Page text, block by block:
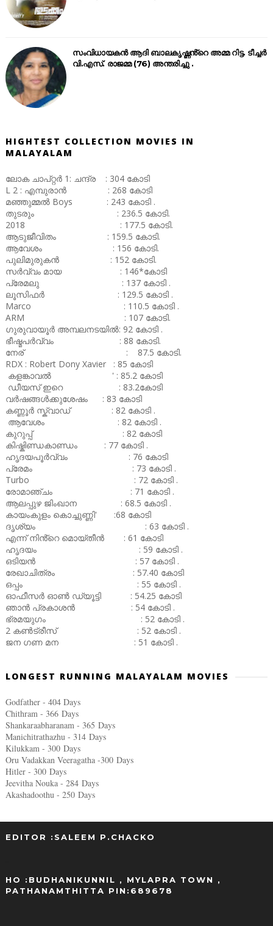
സംവിധായകൻ ആദി ബാലകൃഷ്ണൻ്റെ അമ്മ റിട്ട. ടീച്ചർ
വി.എസ്. രാജമ്മ (76) അന്തരിച്ചു .
HIGHTEST COLLECTION MOVIES IN
MALAYALAM
ലോക ചാപ്റ്റർ 1: ചന്ദ്ര : 304 കോടി
L 2 : എമ്പുരാൻ : 268 കോടി
മഞ്ഞുമ്മൽ Boys : 243 കോടി .
തുടരും : 236.5 കോടി.
2018 : 177.5 കോടി.
ആടുജീവിതം : 159.5 കോടി.
ആവേശം : 156 കോടി.
പുലിമുരുകൻ : 152 കോടി.
സർവ്വം മായ : 146*കോടി
പ്രേമലു : 137 കോടി .
ലൂസിഫർ : 129.5 കോടി .
Marco : 110.5 കോടി .
ARM : 107 കോടി.
ഗുരുവായൂർ അമ്പലനടയിൽ: 92 കോടി .
ഭീഷ്മപർവ്വം : 88 കോടി.
നേര് : 87.5 കോടി.
RDX : Robert Dony Xavier : 85 കോടി
കളങ്കാവൽ ' : 85.2 കോടി
ഡീയസ് ഇറെ : 83.2കോടി
വർഷങ്ങൾക്കുശേഷം : 83 കോടി
കണ്ണൂർ സ്ക്വാഡ് : 82 കോടി .
ആവേശം : 82 കോടി .
കുറുപ്പ് : 82 കോടി
കിഷ്കിണ്ഡകാണ്ഡം : 77 കോടി .
ഹൃദയപൂർവ്വം : 76 കോടി
പ്രേമം : 73 കോടി .
Turbo : 72 കോടി .
രോമാഞ്ചം : 71 കോടി .
ആലപ്പുഴ ജിംഖാന : 68.5 കോടി .
കായംകുളം കൊച്ചുണ്ണി' :68 കോടി
ദൃശ്യം : 63 കോടി .
എന്ന് നിൻ്റെ മൊയ്തീൻ : 61 കോടി
ഹൃദയം : 59 കോടി .
ഒടിയൻ : 57 കോടി .
രേഖാചിത്രം : 57.40 കോടി
ഒപ്പം : 55 കോടി .
ഓഫീസർ ഓൺ ഡ്യൂട്ടി : 54.25 കോടി
ഞാൻ പ്രകാശൻ : 54 കോടി .
ഭ്രമയുഗം : 52 കോടി .
2 കൺട്രീസ് : 52 കോടി .
ജന ഗണ മന : 51 കോടി .
LONGEST RUNNING MALAYALAM MOVIES
Godfather - 404 Days
Chithram - 366 Days
Shankaraabharanam - 365 Days
Manichitrathazhu - 314 Days
Kilukkam - 300 Days
Oru Vadakkan Veeragatha -300 Days
Hitler - 300 Days
Jeevitha Nouka - 284 Days
Akashadoothu - 250 Days
EDITOR :SALEEM P.CHACKO
HO :BUDHANIKUNNIL , MYLAPRA TOWN ,
PATHANAMTHITTA PIN:689678